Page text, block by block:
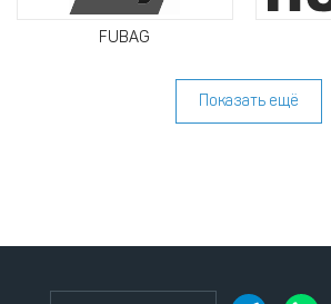
FUBAG
Показать ещё